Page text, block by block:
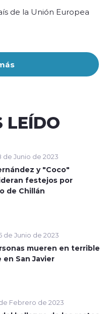
de la Unión Europea
LEÍDO
de Junio de 2023
y "Coco"
festejos por
de Chillán
de Junio de 2023
mueren en terrible
San Javier
Febrero de 2023